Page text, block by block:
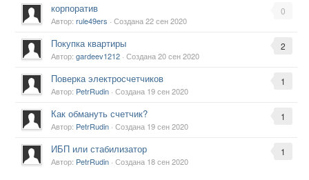
0
корпоратив
Автор: rule49ers · Создана22 сен 2020
2
Покупка квартиры
Автор: gardeev1212 · Создана20 сен 2020
1
Поверка электросчетчиков
Автор: PetrRudin · Создана 19 сен 2020
1
Как обмануть счетчик?
Автор: PetrRudin · Создана 19 сен 2020
1
ИБП или стабилизатор
Автор: PetrRudin · Создана 18 сен 2020